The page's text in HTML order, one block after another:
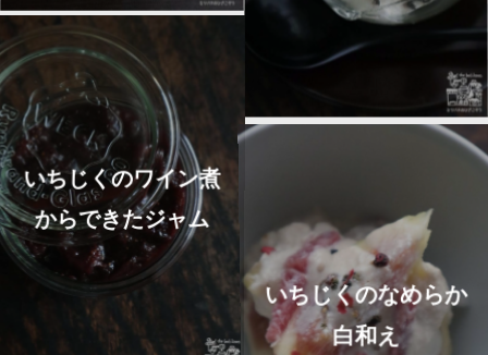
いちじくのワイン煮
からできたジャム
いちじくのなめらか
白和え